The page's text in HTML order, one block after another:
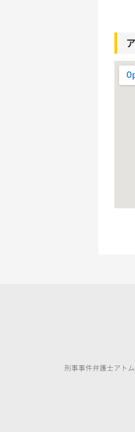
刑事事件弁護士アトム